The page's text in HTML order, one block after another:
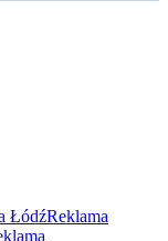
ŁódźReklama